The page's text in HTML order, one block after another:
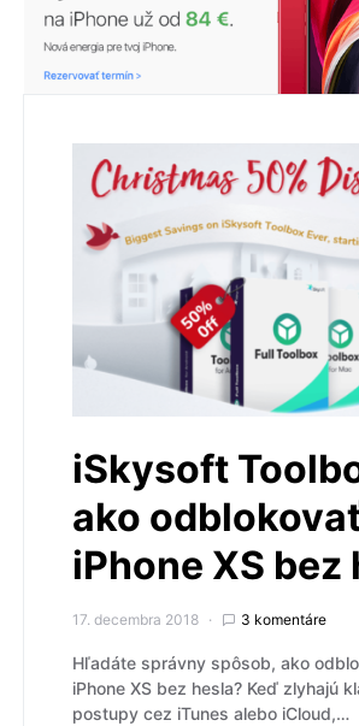
iSkysoft
ako
iPhone XS bez
17. decembra 2018 3 komentáre
Hľadáte správny spôsob, ako
iPhone XS bez hesla? Keď zlyhajú
postupy cez iTunes alebo iCloud,…